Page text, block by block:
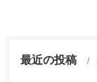
最近の投稿